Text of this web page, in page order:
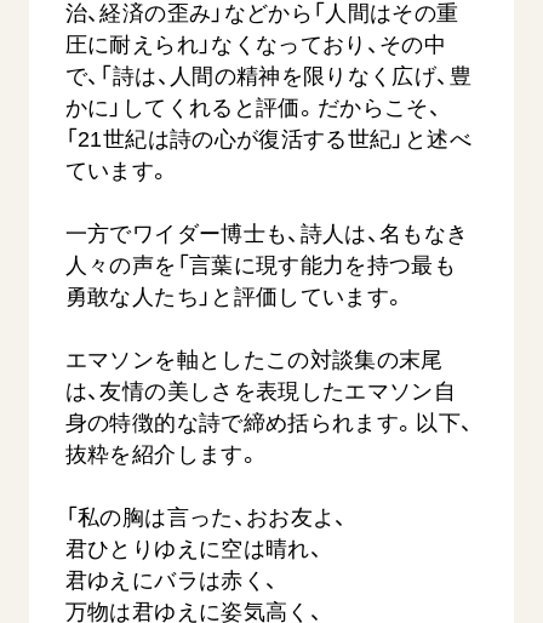
治、経済の歪み」などから「人間はその重
圧に耐えられ」なくなっており、その中
で、「詩は、人間の精神を限りなく広げ、豊
かに」してくれると評価。だからこそ、
「21世紀は詩の心が復活する世紀」と述べ
ています。
一方でワイダー博士も、詩人は、名もなき
人々の声を「言葉に現す能力を持つ最も
勇敢な人たち」と評価しています。
エマソンを軸としたこの対談集の末尾
は、友情の美しさを表現したエマソン自
身の特徴的な詩で締め括られます。以下、
抜粋を紹介します。
「私の胸は言った、おお友よ、
君ひとりゆえに空は晴れ、
君ゆえにバラは赤く、
万物は君ゆえに姿気高く、